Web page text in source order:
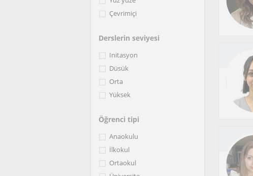
Çevrimiçi
Derslerin seviyesi
Initasyon
Düsük
Orta
Yüksek
Öğrenci tipi
Anaokulu
İlkokul
Ortaokul